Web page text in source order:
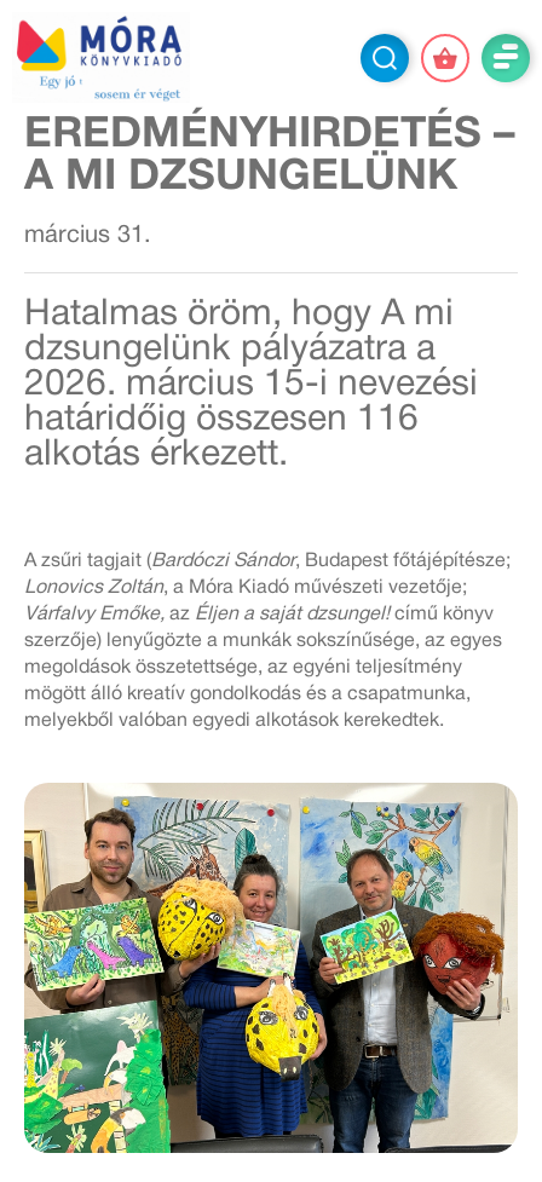
EREDMÉNYHIRDETÉS –
A MI DZSUNGELÜNK
március 31.
Hatalmas öröm, hogy A mi
dzsungelünk pályázatra a
2026. március 15-i nevezési
határidőig összesen 116
alkotás érkezett.
A zsűri tagjait (Bardóczi Sándor, Budapest főtájépítésze;
Lonovics Zoltán, a Móra Kiadó művészeti vezetője;
Várfalvy Emőke, az Éljen a saját dzsungel!című könyv
szerzője) lenyűgözte a munkák sokszínűsége, az egyes
megoldások összetettsége, az egyéni teljesítmény
mögött álló kreatív gondolkodás és a csapatmunka,
melyekből valóban egyedi alkotások kerekedtek.